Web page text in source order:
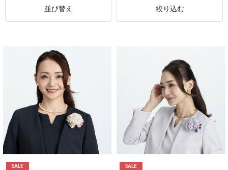
並び替え 絞り込む
SALE SALE